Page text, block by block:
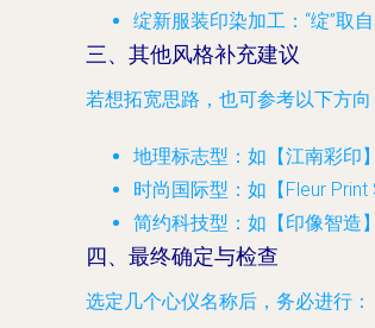
绽新服装印染加工 ：“绽”取
三、其他风格补充建议
若想拓宽思路，也可参考以下方向
地理标志型 ：如【江南彩印
时尚国际型 ：如【Fleur
简约科技型 ：如【印像智造
四、最终确定与检查
选定几个心仪名称后，务必进行：